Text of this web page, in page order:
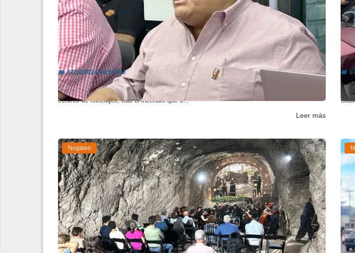
Revisarán situación de recicladoras en e...
📅07/10/2024 04:55 PM
El Secretario del Ayuntamiento manifestó que se buscará la manera de reglamentar los
centros de reciclajes, tras el incendio que s...
Leer más
📅
En
Nogales